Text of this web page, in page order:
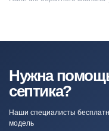
Нужна
септика?
Наши специалисты
модель